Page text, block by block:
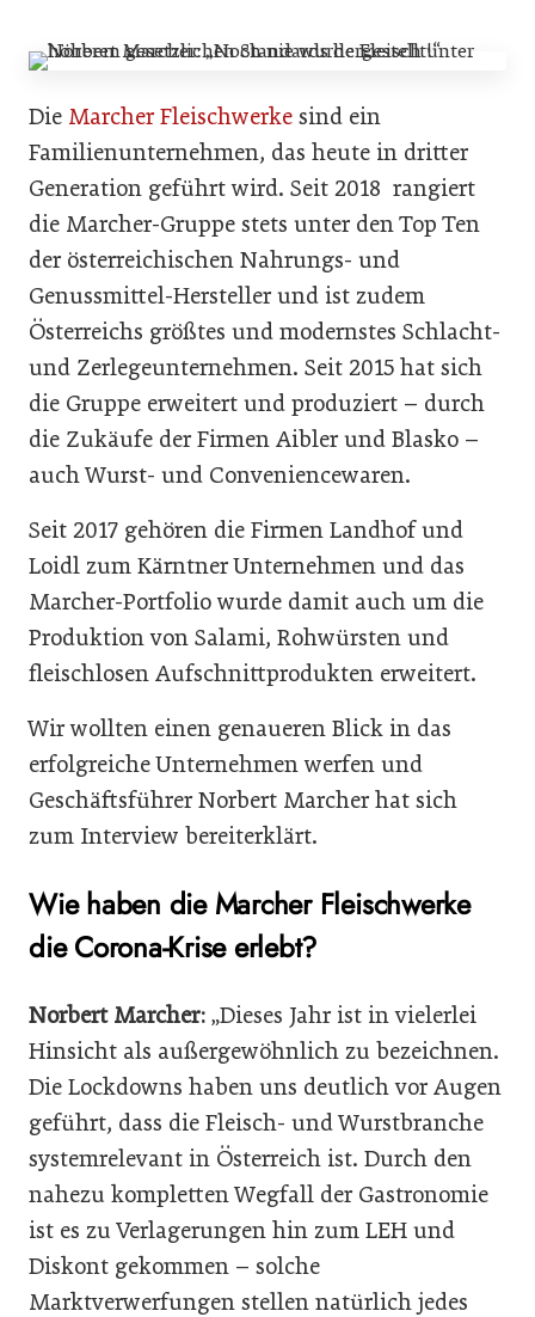
Die Marcher Fleischwerke sind ein
Familienunternehmen, das heute in dritter
Generation geführt wird. Seit 2018 rangiert
die Marcher-Gruppe stets unter den Top Ten
der österreichischen Nahrungs- und
Genussmittel-Hersteller und ist zudem
Österreichs größtes und modernstes Schlacht-
und Zerlegeunternehmen. Seit 2015 hat sich
die Gruppe erweitert und produziert – durch
die Zukäufe der Firmen Aibler und Blasko –
auch Wurst- und Conveniencewaren.
Seit 2017 gehören die Firmen Landhof und
Loidl zum Kärntner Unternehmen und das
Marcher-Portfolio wurde damit auch um die
Produktion von Salami, Rohwürsten und
fleischlosen Aufschnittprodukten erweitert.
Wir wollten einen genaueren Blick in das
erfolgreiche Unternehmen werfen und
Geschäftsführer Norbert Marcher hat sich
zum Interview bereiterklärt.
Wie haben die Marcher Fleischwerke
die Corona-Krise erlebt?
Norbert Marcher: „Dieses Jahr ist in vielerlei
Hinsicht als außergewöhnlich zu bezeichnen.
Die Lockdowns haben uns deutlich vor Augen
geführt, dass die Fleisch- und Wurstbranche
systemrelevant in Österreich ist. Durch den
nahezu kompletten Wegfall der Gastronomie
ist es zu Verlagerungen hin zum LEH und
Diskont gekommen – solche
Marktverwerfungen stellen natürlich jedes